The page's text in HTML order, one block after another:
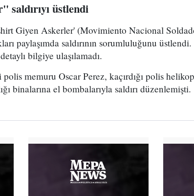
üstlendi
Giyen Askerler' (Movimiento Nacional
paylaşımda saldırının sorumluluğunu
bilgiye ulaşılamadı.
memuru Oscar Perez, kaçırdığı polis
binalarına el bombalarıyla saldırı düzenlemişti.